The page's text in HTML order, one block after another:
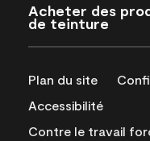
Acheter des
de teinture
Plan du site
Accessibilité
Contre le travail